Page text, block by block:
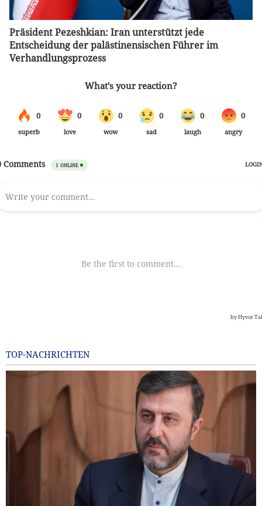
Präsident Pezeshkian: Iran unterstützt jede
Entscheidung der palästinensischen Führer im
Verhandlungsprozess
TOP-NACHRICHTEN